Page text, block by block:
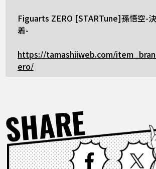
Figuarts ZERO [STARTune]孫悟空-
着-
https://tamashiiweb.com/
ero/
SHARE Facebook